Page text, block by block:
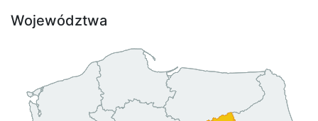
Województwa